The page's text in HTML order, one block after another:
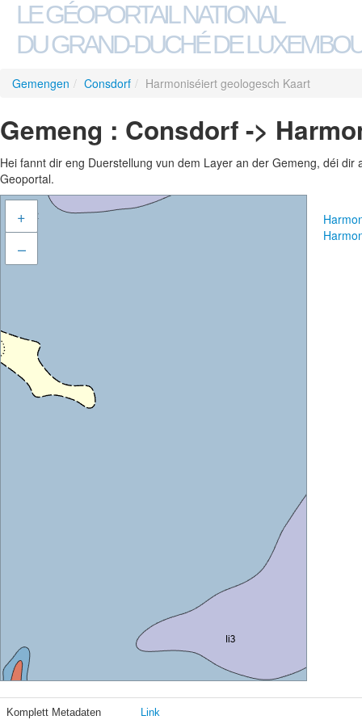
LE GÉOPORTAIL NATIONAL
DU GRAND-DUCHÉ DE
Gemengen / Consdorf / Harmoniséiert geologesch Kaart
Gemeng : Consdorf ->
Hei fannt dir eng Duerstellung vun dem Layer an der Gemeng, déi
Geoportal.
+
–
Komplett Metadaten Link